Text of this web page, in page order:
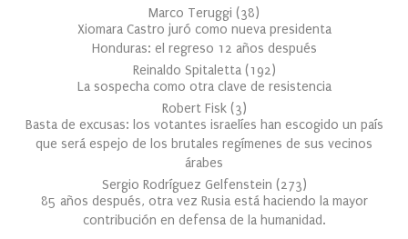
Marco Teruggi (38)
Xiomara Castro juró como nueva presidenta
Honduras: el regreso 12 años después
Reinaldo Spitaletta (192)
La sospecha como otra clave de resistencia
Robert Fisk (3)
Basta de excusas: los votantes israelíes han escogido un país
que será espejo de los brutales regímenes de sus vecinos
árabes
Sergio Rodríguez Gelfenstein (273)
85 años después, otra vez Rusia está haciendo la mayor
contribución en defensa de la humanidad.